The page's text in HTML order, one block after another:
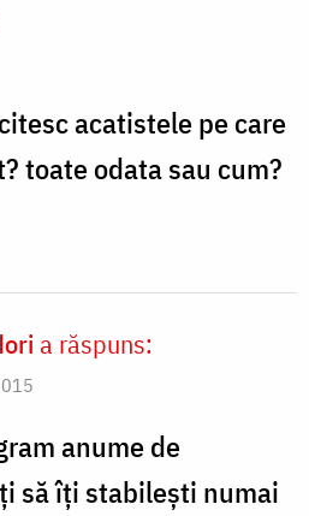
acatistele pe care
toate odata sau cum?
a răspuns:
anume de
să îți stabilești numai